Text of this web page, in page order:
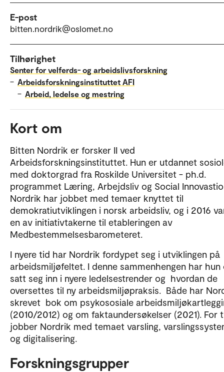
E-post
bitten.nordrik@oslomet.no
Tilhørighet
Senter for velferds- og arbeidslivsforskning
– Arbeidsforskningsinstituttet AFI
– Arbeid, ledelse og mestring
Kort om
Bitten Nordrik er forsker II ved
Arbeidsforskningsinstituttet. Hun er utdannet
med doktorgrad fra Roskilde Universitet - ph.d.
programmet Læring, Arbejdsliv og Social
Nordrik har jobbet med temaer knyttet til
demokratiutviklingen i norsk arbeidsliv, og i 2016
en av initiativtakerne til etableringen av
Medbestemmelsesbarometeret.
I nyere tid har Nordrik fordypet seg i utviklingen på
arbeidsmiljøfeltet. I denne sammenhengen har hun
satt seg inn i nyere ledelsestrender og hvordan de
oversettes til ny arbeidsmiljøpraksis. Både har
skrevet bok om psykososiale
(2010/2012) og om faktaundersøkelser (2021). For
jobber Nordrik med temaet varsling,
og digitalisering.
Forskningsgrupper